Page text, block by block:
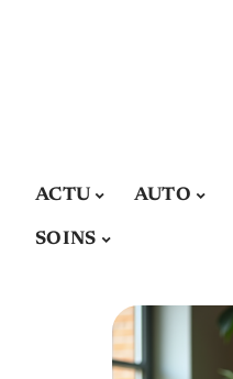
ACTU AUTO
SOINS